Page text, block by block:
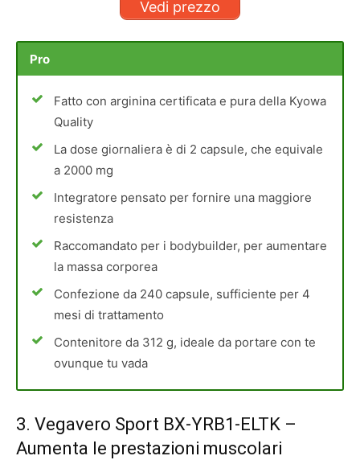
Vedi prezzo
Pro
Fatto con arginina certificata e pura della Kyowa
Quality
La dose giornaliera è di 2 capsule, che equivale
a 2000 mg
Integratore pensato per fornire una maggiore
resistenza
Raccomandato per i bodybuilder, per aumentare
la massa corporea
Confezione da 240 capsule, sufficiente per 4
mesi di trattamento
Contenitore da 312 g, ideale da portare con te
ovunque tu vada
3. Vegavero Sport BX-YRB1-ELTK –
Aumenta le prestazioni muscolari